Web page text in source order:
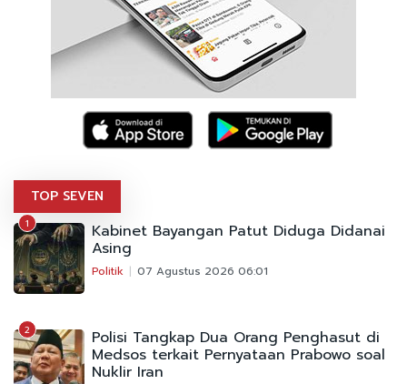
TOP SEVEN
1 Kabinet Bayangan Patut Diduga Didanai
Asing
Politik 07 Agustus 2026 06:01
2 Polisi Tangkap Dua Orang Penghasut di
Medsos terkait Pernyataan Prabowo soal
Nuklir Iran